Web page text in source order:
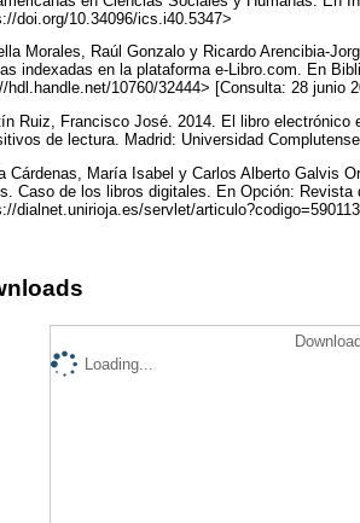
doi.org/10.34096/ics.i40.5347>
Morales, Raúl Gonzalo y Ricardo Arencibia-
indexadas en la plataforma e-Libro.com. En
hdl.handle.net/10760/32444> [Consulta: 28 junio
Ruiz, Francisco José. 2014. El libro
de lectura. Madrid: Universidad
Cárdenas, María Isabel y Carlos Alberto Galvis
Caso de los libros digitales. En Opción:
dialnet.unirioja.es/servlet/
Loading...